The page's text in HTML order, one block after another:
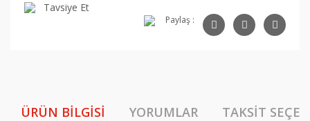
Tavsiye Et
Paylaş :
ÜRÜN BILGISI YORUMLAR TAKSIT